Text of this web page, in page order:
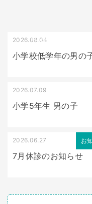
受け口（しゃくれてい
2026.08.04
小学校低学年の男の
2026.07.09
小学5年生 男の子
お
2026.06.27
7月休診のお知らせ